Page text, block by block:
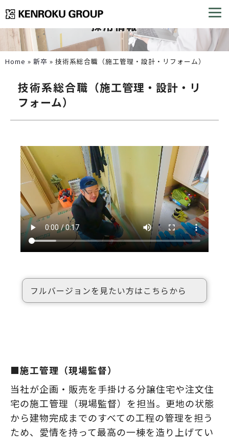
採用情報
Home » 新卒 » 技術系総合職 （施工管理・設計・リフォーム）
技術系総合職 （施工管理・設計・リ
フォーム）
フルバージョンを見たい方はこちらから
■施工管理（現場監督）
当社が企画・販売を手掛ける分譲住宅や注文住
宅の施工管理（現場監督）を担当。更地の状態
から建物完成までのすべての工程の管理を担う
ため、愛情を持って最高の一棟を造り上げてい